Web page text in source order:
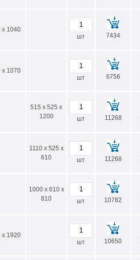
x 1040
шт
7434
x 1070
шт
6756
515 x 525 x
1200
шт 11268
1110 x 525 x
610
шт 11268
1000 x 610 x
810
шт 10782
x 1920
шт
10650